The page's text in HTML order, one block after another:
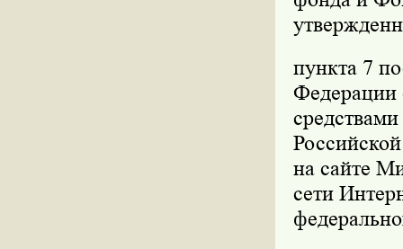
пункта 7
Федерации
на сайте
сети